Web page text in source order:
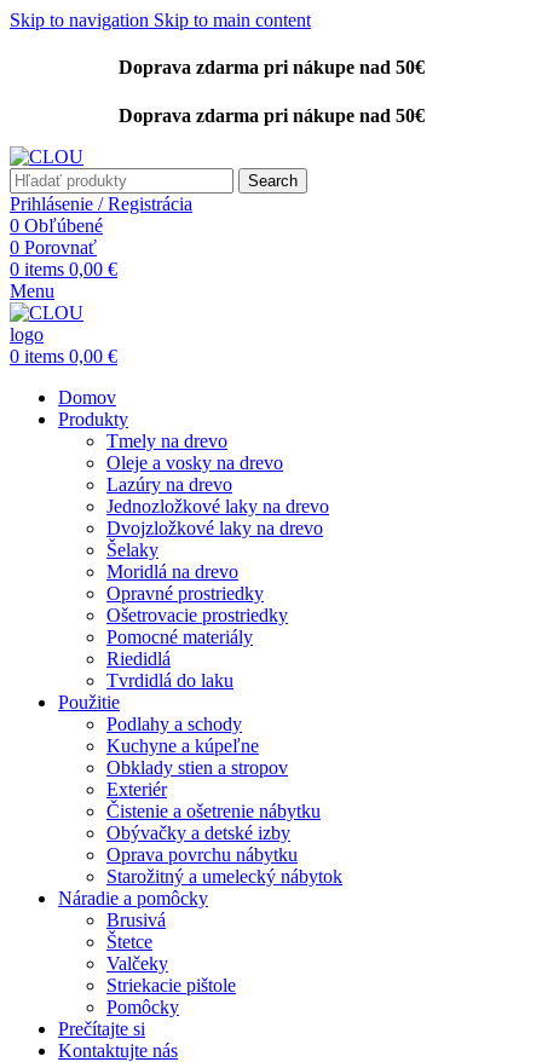
Skip to navigation Skip to main content
Doprava zdarma pri nákupe nad 50€
Doprava zdarma pri nákupe nad 50€
Search
Prihlásenie / Registrácia
0 Obľúbené
0 Porovnať
0 items 0,00 €
Menu
0 items 0,00 €
Domov
Produkty
Tmely na drevo
Oleje a vosky na drevo
Lazúry na drevo
Jednozložkové laky na drevo
Dvojzložkové laky na drevo
Šelaky
Moridlá na drevo
Opravné prostriedky
Ošetrovacie prostriedky
Pomocné materiály
Riedidlá
Tvrdidlá do laku
Použitie
Podlahy a schody
Kuchyne a kúpeľne
Obklady stien a stropov
Exteriér
Čistenie a ošetrenie nábytku
Obývačky a detské izby
Oprava povrchu nábytku
Starožitný a umelecký nábytok
Náradie a pomôcky
Brusivá
Štetce
Valčeky
Striekacie pištole
Pomôcky
Prečítajte si
Kontaktujte nás